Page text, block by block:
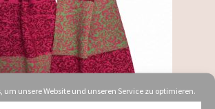
um unsere Website und unseren Service zu optimieren.